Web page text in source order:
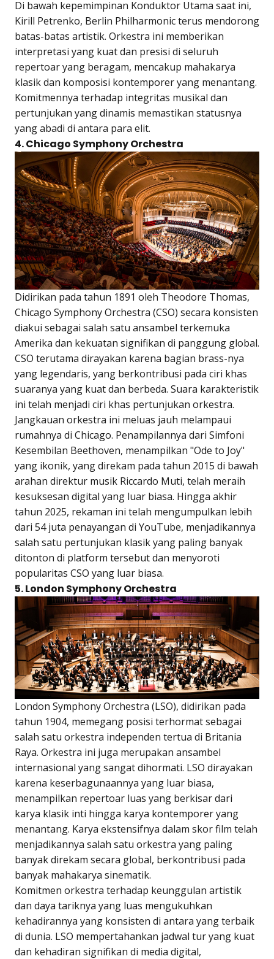
Di bawah kepemimpinan Konduktor Utama saat ini,
Kirill Petrenko, Berlin Philharmonic terus mendorong
batas-batas artistik. Orkestra ini memberikan
interpretasi yang kuat dan presisi di seluruh
repertoar yang beragam, mencakup mahakarya
klasik dan komposisi kontemporer yang menantang.
Komitmennya terhadap integritas musikal dan
pertunjukan yang dinamis memastikan statusnya
yang abadi di antara para elit.
4. Chicago Symphony Orchestra
Didirikan pada tahun 1891 oleh Theodore Thomas,
Chicago Symphony Orchestra (CSO) secara konsisten
diakui sebagai salah satu ansambel terkemuka
Amerika dan kekuatan signifikan di panggung global.
CSO terutama dirayakan karena bagian brass-nya
yang legendaris, yang berkontribusi pada ciri khas
suaranya yang kuat dan berbeda. Suara karakteristik
ini telah menjadi ciri khas pertunjukan orkestra.
Jangkauan orkestra ini meluas jauh melampaui
rumahnya di Chicago. Penampilannya dari Simfoni
Kesembilan Beethoven, menampilkan "Ode to Joy"
yang ikonik, yang direkam pada tahun 2015 di bawah
arahan direktur musik Riccardo Muti, telah meraih
kesuksesan digital yang luar biasa. Hingga akhir
tahun 2025, rekaman ini telah mengumpulkan lebih
dari 54 juta penayangan di YouTube, menjadikannya
salah satu pertunjukan klasik yang paling banyak
ditonton di platform tersebut dan menyoroti
popularitas CSO yang luar biasa.
5. London Symphony Orchestra
London Symphony Orchestra (LSO), didirikan pada
tahun 1904, memegang posisi terhormat sebagai
salah satu orkestra independen tertua di Britania
Raya. Orkestra ini juga merupakan ansambel
internasional yang sangat dihormati. LSO dirayakan
karena keserbagunaannya yang luar biasa,
menampilkan repertoar luas yang berkisar dari
karya klasik inti hingga karya kontemporer yang
menantang. Karya ekstensifnya dalam skor film telah
menjadikannya salah satu orkestra yang paling
banyak direkam secara global, berkontribusi pada
banyak mahakarya sinematik.
Komitmen orkestra terhadap keunggulan artistik
dan daya tariknya yang luas mengukuhkan
kehadirannya yang konsisten di antara yang terbaik
di dunia. LSO mempertahankan jadwal tur yang kuat
dan kehadiran signifikan di media digital,